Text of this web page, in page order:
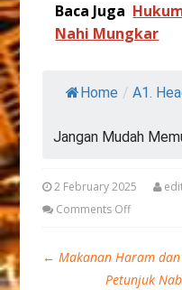
Baca Juga
Nahi Mungkar
Home / A1.
Jangan Mudah
2 February 2025
Comments Off
← Makanan Haram
Petunjuk